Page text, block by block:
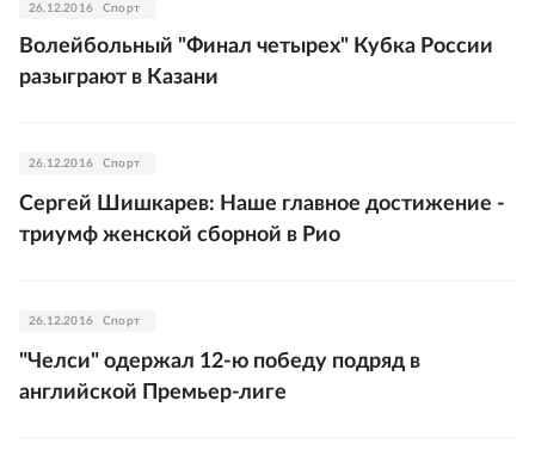
26.12.2016 Спорт
Волейбольный "Финал четырех" Кубка России
разыграют в Казани
26.12.2016 Спорт
Сергей Шишкарев: Наше главное достижение -
триумф женской сборной в Рио
26.12.2016 Спорт
"Челси" одержал 12-ю победу подряд в
английской Премьер-лиге